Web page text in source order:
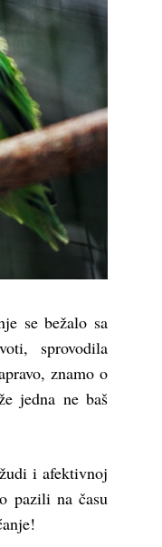
se bežalo sa
sprovodila
znamo o
jedna ne baš
i afektivnoj
pazili na času